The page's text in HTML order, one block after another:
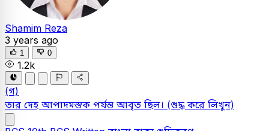
Shamim Reza
3 years ago
1 0
1.2k
(গ)
তার দেহ আপাদমস্তক পর্যন্ত আবৃত ছিল। (শুদ্ধ করে লিখুন)